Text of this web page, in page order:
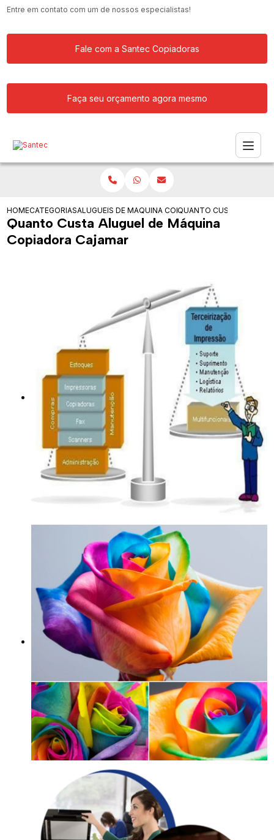
Entre em contato com um de nossos especialistas!
Fale com a Santec Copiadoras
Faça seu orçamento agora mesmo
HOMECATEGORIASALUGUEIS DE COPIADORASMAQUINA COPIADORA COLORIDA PARA
QUANTO CUSTA
Quanto Custa Aluguel de Máquina
Copiadora Cajamar